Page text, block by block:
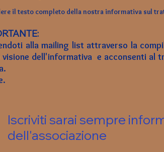
il testo completo della nostra informativa sul
alla mailing list attraverso la
visione dell'informativa e acconsenti al
Iscriviti sarai sempre
dell'associazione